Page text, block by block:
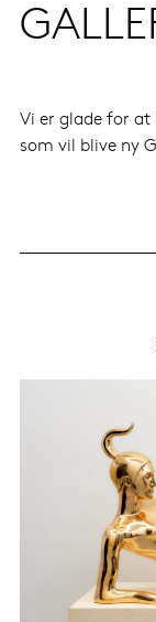
Vi er glade for at
som vil blive ny